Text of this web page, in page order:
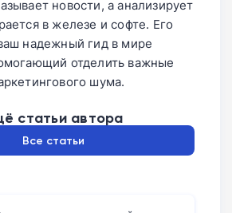
новости, а анализирует
в железе и софте. Его
надежный гид в мире
отделить важные
шума.
статьи автора
Все статьи